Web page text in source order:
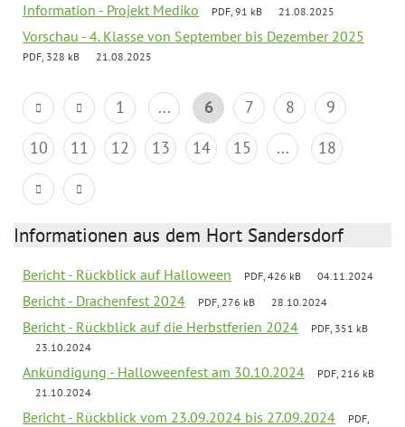
Information - Projekt Mediko PDF, 91 kB 21.08.2025
Vorschau - 4. Klasse von September bis Dezember 2025
PDF, 328 kB 21.08.2025
1 ... 6 7 8
9
10
11 12 13 14 15 ... 18
Informationen aus dem Hort Sandersdorf
Bericht - Rückblick auf Halloween PDF, 426 kB 04.11.2024
Bericht - Drachenfest 2024 PDF, 276 kB 28.10.2024
Bericht - Rückblick auf die Herbstferien 2024
PDF, 351 kB
23.10.2024
Ankündigung - Halloweenfest am 30.10.2024
PDF, 216 kB
21.10.2024
Bericht - Rückblick vom 23.09.2024 bis 27.09.2024
PDF,